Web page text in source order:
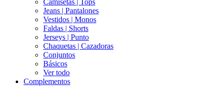
Jeans | Pantalones
Vestidos | Monos
Faldas | Shorts
Jerseys | Punto
Chaquetas | Cazadoras
Conjuntos
Básicos
Ver todo
Complementos